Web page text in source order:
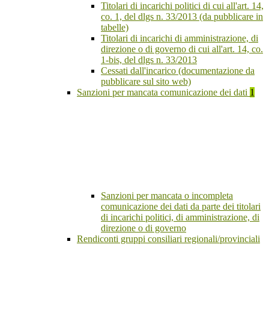
Titolari di incarichi politici di cui all'art. 14,
co. 1, del dlgs n. 33/2013 (da pubblicare in
tabelle)
Titolari di incarichi di amministrazione, di
direzione o di governo di cui all'art. 14, co.
1-bis, del dlgs n. 33/2013
Cessati dall'incarico (documentazione da
pubblicare sul sito web)
Sanzioni per mancata comunicazione dei dati 1
Sanzioni per mancata o incompleta
comunicazione dei dati da parte dei titolari
di incarichi politici, di amministrazione, di
direzione o di governo
Rendiconti gruppi consiliari regionali/provinciali